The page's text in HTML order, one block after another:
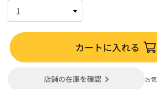
カートに入れる
店舗の在庫を確認 お